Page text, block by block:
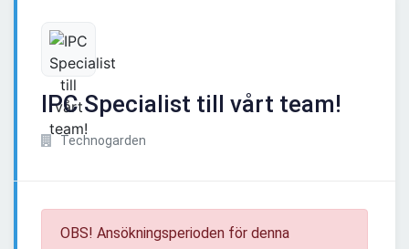
IPC Specialist till vårt team!
Technogarden
OBS! Ansökningsperioden för denna